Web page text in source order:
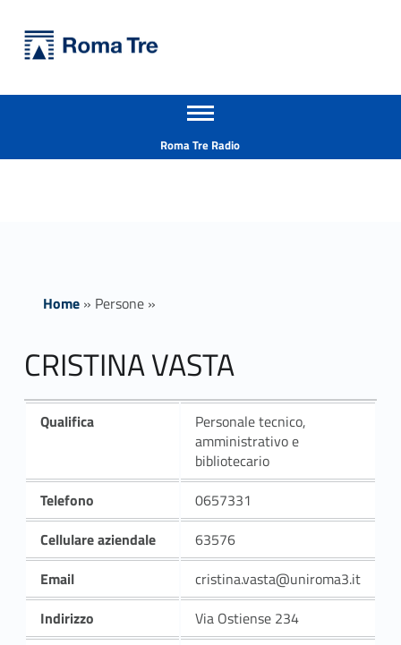
CRISTINA VASTA - Università Roma Tre
Apri il menu secondario
Roma Tre Radio
Home» Persone»
CRISTINA VASTA
Qualifica
Personale tecnico,
amministrativo e
bibliotecario
Telefono
0657331
Cellulare aziendale
63576
Email
cristina.vasta@uniroma3.it
Indirizzo
Via Ostiense 234